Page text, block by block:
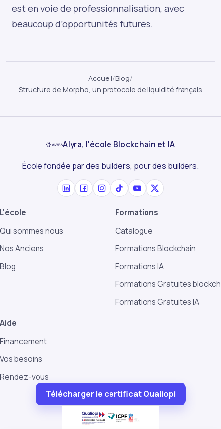
est en voie de professionnalisation, avec
beaucoup d’opportunités futures.
Accueil/Blog/
Structure de Morpho, un protocole de liquidité français
Alyra, l'école Blockchain et IA
École fondée par des builders, pour des builders.
L'école
Qui sommes nous
Nos Anciens
Blog
Formations
Catalogue
Formations Blockchain
Formations IA
Formations Gratuites
Formations Gratuites IA
Aide
Financement
Vos besoins
Rendez-vous
Télécharger le certificat Qualiopi